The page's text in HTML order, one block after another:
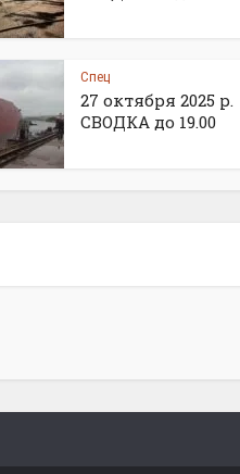
Спец
27 октября 2025 р.
СВОДКА до 19.00